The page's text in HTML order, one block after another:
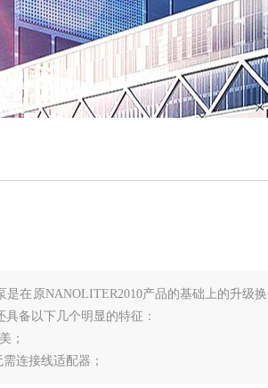
在原NANOLITER2010产品的基础上的升级换
备以下几个明显的特征：
；
连接线适配器；